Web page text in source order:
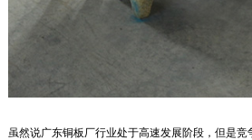
虽然说广东铜板厂行业处于高速发展阶段，但是